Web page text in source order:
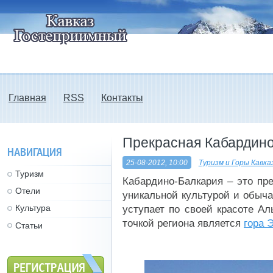
Главная RSS Контакты
Прекрасная
25-08-2012, 10:00 Туризм и Горы
Кабардино-Балкария – это
уникальной культурой и
уступает по своей красоте
точкой региона является гора
НАВИГАЦИЯ
Туризм
Отели
Культура
Статьи